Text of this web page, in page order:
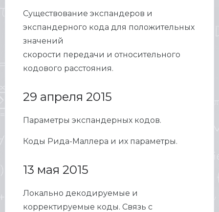
Существование экспандеров и
экспандерного кода для положительных
значений
скорости передачи и относительного
кодового расстояния.
29 апреля 2015
Параметры экспандерных кодов.
Коды Рида-Маллера и их параметры.
13 мая 2015
Локально декодируемые и
корректируемые коды. Связь с